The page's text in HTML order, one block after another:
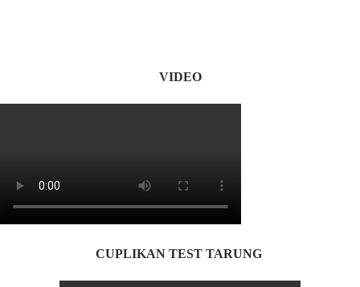
VIDEO
CUPLIKAN TEST TARUNG